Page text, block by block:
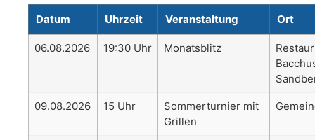
Datum Uhrzeit Veranstaltung Ort
06.08.2026 19:30 Uhr Monatsblitz
09.08.2026 15 Uhr
Sommerturnier mit
Grillen